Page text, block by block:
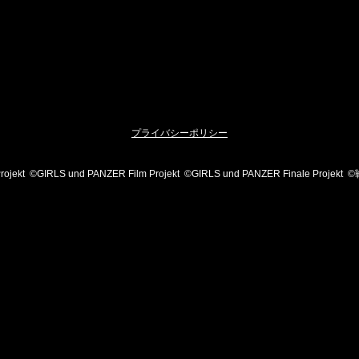
プライバシーポリシー
©GIRLS und PANZER Film Projekt ©GIRLS und PANZER Finale Projekt ©